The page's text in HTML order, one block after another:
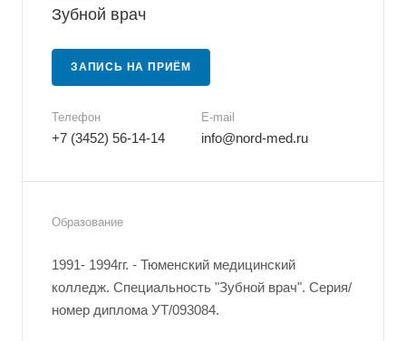
Зубной врач
ЗАПИСЬ НА ПРИЁМ
Телефон
+7 (3452) 56-14-14
E-mail
info@nord-med.ru
Образование
1991- 1994гг. - Тюменский медицинский
колледж. Специальность "Зубной врач". Серия/
номер диплома УТ/093084.